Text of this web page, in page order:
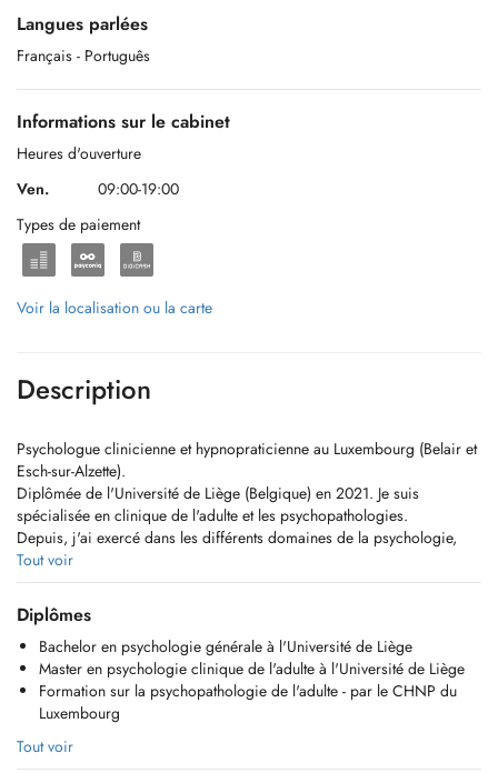
Langues parlées
Français - Português
Informations sur le cabinet
Heures d'ouverture
Ven.
09:00-19:00
Types de paiement
Voir la localisation ou la carte
Description
Psychologue clinicienne et hypnopraticienne au Luxembourg (Belair et
Esch-sur-Alzette).
Diplômée de l'Université de Liège (Belgique) en 2021. Je suis
spécialisée en clinique de l'adulte et les psychopathologies.
Depuis, j'ai exercé dans les différents domaines de la psychologie,
notamment avec des enfants, adolescents, adultes et séniors.
De par mon approche psychodynamique, mon but est de pouvoir
accompagner la personne vers une meilleure connaissance de soi.
Nous travaillerons la demande, et analyserons ensemble sa source
ainsi que son influence sur le fonctionnement psychique de la
personne.
Le suivi psychologique peut servir afin que la personne comprenne la
raison de son fonctionnement: ''le pourquoi de''. Une meilleure
compréhension de soi-même peut aboutir à une meilleure acceptation
Tout voir
Diplômes
Bachelor en psychologie générale à l'Université de Liège
Master en psychologie clinique de l'adulte à l'Université de Liège
Formation sur la psychopathologie de l'adulte - par le CHNP du
Luxembourg
Tout voir